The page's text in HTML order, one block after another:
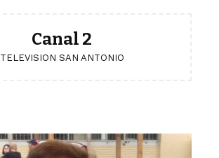
Canal 2
TELEVISION SAN ANTONIO